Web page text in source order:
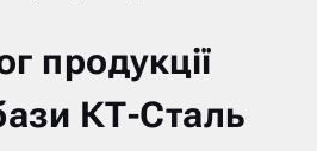
продукції
КТ-Сталь